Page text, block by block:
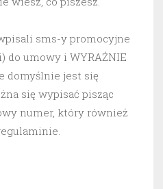
sms-y promocyjne
do umowy i WYRAŹNIE
domyślnie jest się
się wypisać pisząc
numer, który również